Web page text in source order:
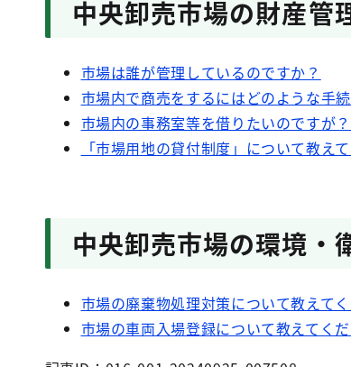
中央卸売市場の財産管
市場は誰が管理しているのですか？
市場内で商売をするにはどのような手
市場内の事務室等を借りたいのですが？
「市場用地の貸付制度」について教え
中央卸売市場の環境・
市場の廃棄物処理対策について教えて
市場の車両入場登録について教えてく